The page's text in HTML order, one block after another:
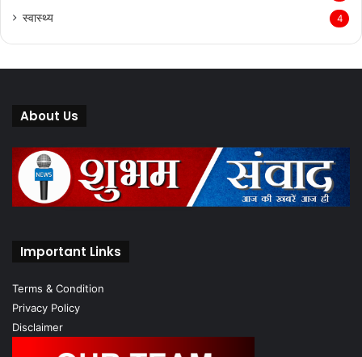
स्वास्थ्य 4
About Us
Important Links
Terms & Condition
Privacy Policy
Disclaimer